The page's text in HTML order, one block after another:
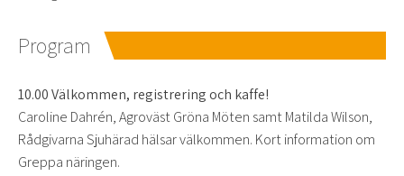
Program
10.00 Välkommen, registrering och kaffe!
Caroline Dahrén, Agroväst Gröna Möten samt Matilda Wilson,
Rådgivarna Sjuhärad hälsar välkommen. Kort information om
Greppa näringen.